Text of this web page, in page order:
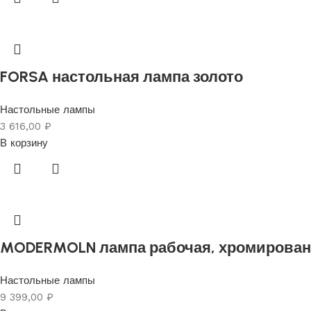
FORSA настольная лампа золото
Настольные лампы
3 616,00 ₽
В корзину
MODERMOLN лампа рабочая,
Настольные лампы
9 399,00 ₽